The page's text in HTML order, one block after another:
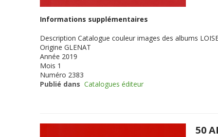
Informations supplémentaires
Description Catalogue couleur images des albums
Origine GLENAT
Année 2019
Mois 1
Numéro 2383
Publié dans Catalogues éditeur
50